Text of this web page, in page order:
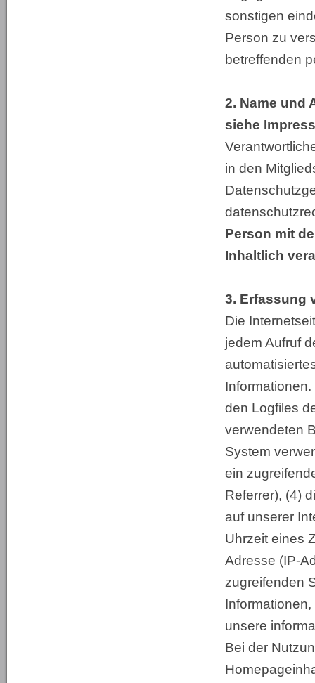
sonstigen
Person zu
betreffenden
2. Name und
siehe
in den
Person mit
Inhaltlich
3. Erfassung
Die
jedem Aufruf
den Logfiles
verwendeten
System
ein
Referrer), (4)
auf unserer
Uhrzeit eines
Adresse (IP-
zugreifenden
unsere
Bei der